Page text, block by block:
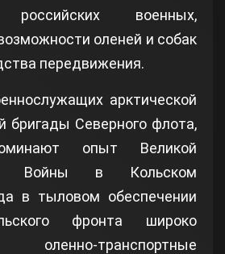
военных,
оленей и собак
передвижения.
арктической
бригады Северного флота,
опыт Великой
Войны в Кольском
в тыловом обеспечении
фронта широко
оленно-транспортные